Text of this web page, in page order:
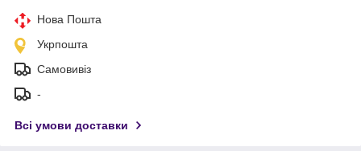
Нова Пошта
Укрпошта
Самовивіз
-
Всі умови доставки